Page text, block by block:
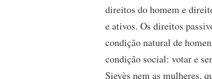
direitos do homem e
e ativos. Os direitos
condição natural de
condição social: votar e
Sieyès nem as mulheres,